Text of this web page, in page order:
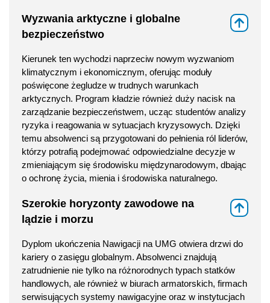
Wyzwania arktyczne i globalne
bezpieczeństwo
Kierunek ten wychodzi naprzeciw nowym wyzwaniom
klimatycznym i ekonomicznym, oferując moduły
poświęcone żegludze w trudnych warunkach
arktycznych. Program kładzie również duży nacisk na
zarządzanie bezpieczeństwem, ucząc studentów analizy
ryzyka i reagowania w sytuacjach kryzysowych. Dzięki
temu absolwenci są przygotowani do pełnienia ról liderów,
którzy potrafią podejmować odpowiedzialne decyzje w
zmieniającym się środowisku międzynarodowym, dbając
o ochronę życia, mienia i środowiska naturalnego.
Szerokie horyzonty zawodowe na
lądzie i morzu
Dyplom ukończenia Nawigacji na UMG otwiera drzwi do
kariery o zasięgu globalnym. Absolwenci znajdują
zatrudnienie nie tylko na różnorodnych typach statków
handlowych, ale również w biurach armatorskich, firmach
serwisujących systemy nawigacyjne oraz w instytucjach